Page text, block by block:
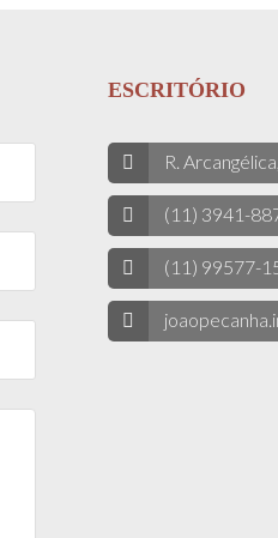
ESCRITÓRIO
R.
(11) 3941-
(11) 99577-